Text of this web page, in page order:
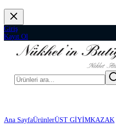
Giriş
Kayıt Ol
Ana SayfaÜrünlerÜST GİYİMKAZAK